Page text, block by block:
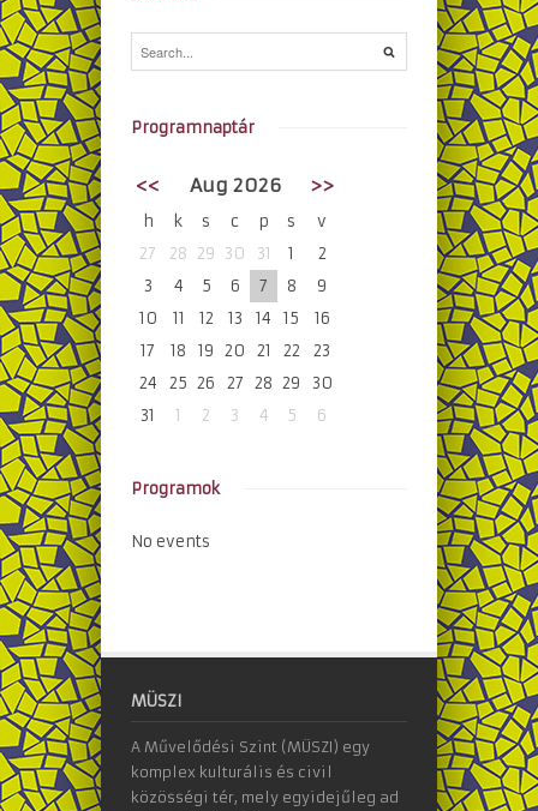
Programnaptár
<< Aug 2026 >>
h k s c p s
v
27
28 29 30 31 1
2
3
4 5 6 7 8
9
10
11 12 13 14 15
16
17
18 19 20 21 22
23
24
25 26 27 28 29
30
31
1 2 3 4 5 6
Programok
No events
MÜSZI
A Művelődési Szint (MÜSZI) egy
komplex kulturális és civil
közösségi tér, mely egyidejűleg ad